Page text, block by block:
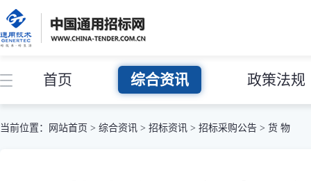
首页 综合资讯 政策法规
当前位置： 网站首页 > 综合资讯 > 招标资讯 > 招标采购公告 > 货 物